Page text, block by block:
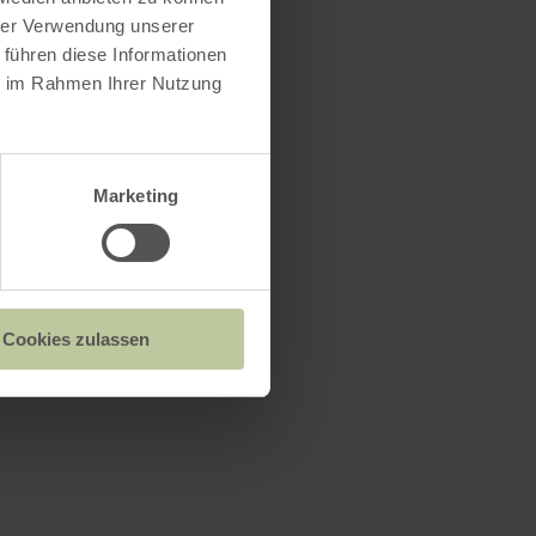
Verwendung unserer
diese Informationen
Rahmen Ihrer Nutzung
Marketing
Cookies zulassen